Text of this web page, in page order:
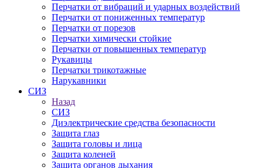
Перчатки от вибраций и ударных воздействий
Перчатки от пониженных температур
Перчатки от порезов
Перчатки химически стойкие
Перчатки от повышенных температур
Рукавицы
Перчатки трикотажные
Нарукавники
СИЗ
Назад
СИЗ
Диэлектрические средства безопасности
Защита глаз
Защита головы и лица
Защита коленей
Защита органов дыхания